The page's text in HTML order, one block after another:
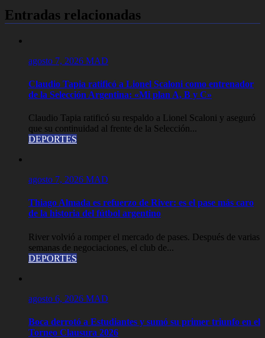
Entradas relacionadas
agosto 7, 2026 MAD
Claudio Tapia ratificó a Lionel Scaloni como entrenador
de la Selección Argentina: «Mi plan A, B y C»
Claudio Tapia ratificó su respaldo a Lionel Scaloni y aseguró
que su continuidad al frente de la Selección...
DEPORTES
agosto 7, 2026 MAD
Thiago Almada es refuerzo de River: es el pase más caro
de la historia del fútbol argentino
River volvió a romper el mercado de pases. Después de varias
semanas de negociaciones, el club de...
DEPORTES
agosto 6, 2026 MAD
Boca derrotó a Estudiantes y sumó su primer triunfo en el
Torneo Clausura 2026